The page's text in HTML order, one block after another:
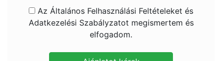
Az Általános Felhasználási Feltételeket és
Adatkezelési Szabályzatot megismertem és
elfogadom.